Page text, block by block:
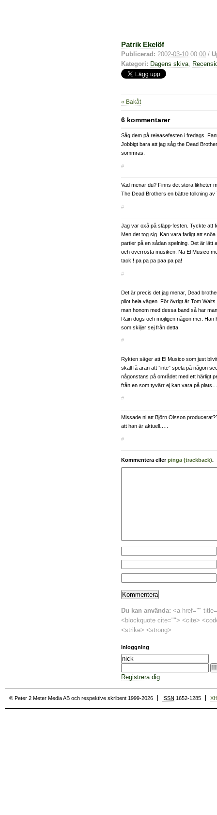
Patrik Ekelöf
Publicerad: 2002-03-10 00:00 /
Kategori: Dagens skiva,
« Bakåt
6 kommentarer
Såg dem på releasefesten i fredags.
Jobbigt bara att jag såg the Dead
sommras.
#
Vad menar du? Finns det stora likheter
The Dead Brothers en bättre tolkning av
#
Jag var oxå på släpp-festen. Tyckte att
Men det tog sig. Kan vara farligt att snöa
partier på en sådan spelning. Det är lätt
och överrösta musiken. Nä El Musico
tack!! pa pa pa paa pa pa!
#
Det är precis det jag menar, Dead
pilot hela vägen. För övrigt är Tom
man honom med dessa band så har
Rain dogs och möjligen någon mer. Han
som skiljer sej från detta.
#
Rykten säger att El Musico som just
skall få äran att ”inte” spela på någon
någonstans på området med ett härligt
från en som tyvärr ej kan vara på
#
Missade ni att Björn Olsson
att han är aktuell…..
#
Kommentera ellerpinga (trackback).
Du kan använda: <a href=""
<blockquote cite=""> <cite>
<strike> <strong>
Inloggning
Registrera dig
© Peter 2 Meter Media AB och respektive skribent 1999-2026 ISSN 1652-1285